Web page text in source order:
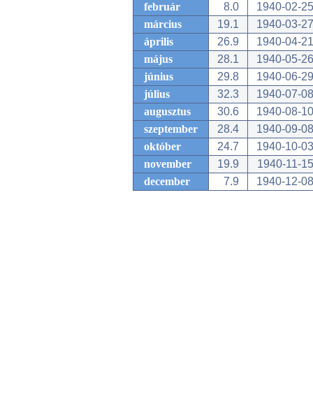
február
8.0
1940-02-25
március
19.1
1940-03-27
április
26.9
1940-04-21
május
28.1
1940-05-26
június
29.8
1940-06-29
július
32.3
1940-07-08
augusztus
30.6
1940-08-10
szeptember
28.4
1940-09-08
október
24.7
1940-10-03
november
19.9
1940-11-15
december
7.9 1940-12-08